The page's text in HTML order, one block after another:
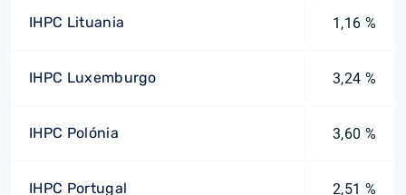
IHPC Lituania 1,16 %
IHPC Luxemburgo 3,24 %
IHPC Polónia 3,60 %
IHPC Portugal 2,51 %